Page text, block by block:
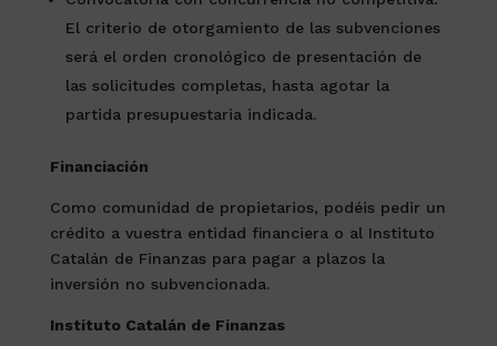
El criterio de otorgamiento de las subvenciones
será el orden cronológico de presentación de
las solicitudes completas, hasta agotar la
partida presupuestaria indicada.
Financiación
Como comunidad de propietarios, podéis pedir un
crédito a vuestra entidad financiera o al Instituto
Catalán de Finanzas para pagar a plazos la
inversión no subvencionada.
Instituto Catalán de Finanzas